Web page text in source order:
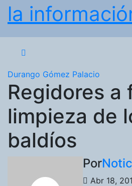
la
Durango Gómez Palacio
Regidores a
limpieza de
baldíos
Por
Abr 18,